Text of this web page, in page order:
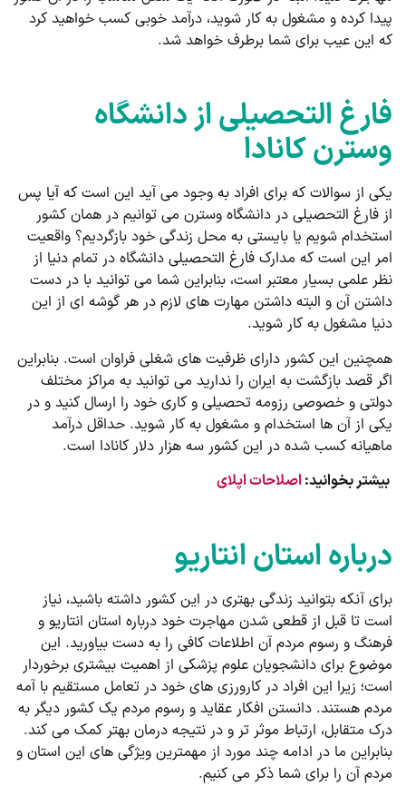
پیدا کرده و مشغول به کار شوید، درآمد خوبی کسب خواهید کرد
که این عیب برای شما برطرف خواهد شد.
فارغ التحصیلی از دانشگاه
وسترن کانادا
یکی از سوالات که برای افراد به وجود می آید این است که آیا پس
از فارغ التحصیلی در دانشگاه وسترن می توانیم در همان کشور
استخدام شویم یا بایستی به محل زندگی خود بازگردیم؟ واقعیت
امر این است که مدارک فارغ التحصیلی دانشگاه در تمام دنیا از
نظر علمی بسیار معتبر است، بنابراین شما می توانید با در دست
داشتن آن و البته داشتن مهارت های لازم در هر گوشه ای از این
دنیا مشغول به کار شوید.
همچنین این کشور دارای ظرفیت های شغلی فراوان است. بنابراین
اگر قصد بازگشت به ایران را ندارید می توانید به مراکز مختلف
دولتی و خصوصی رزومه تحصیلی و کاری خود را ارسال کنید و در
یکی از آن ها استخدام و مشغول به کار شوید. حداقل درآمد
ماهیانه کسب شده در این کشور سه هزار دلار کانادا است.
بیشتر بخوانید: اصلاحات اپلای
درباره استان انتاریو
برای آنکه بتوانید زندگی بهتری در این کشور داشته باشید، نیاز
است تا قبل از قطعی شدن مهاجرت خود درباره استان انتاریو و
فرهنگ و رسوم مردم آن اطلاعات کافی را به دست بیاورید. این
موضوع برای دانشجویان علوم پزشکی از اهمیت بیشتری برخوردار
است؛ زیرا این افراد در کارورزی های خود در تعامل مستقیم با آمه
مردم هستند. دانستن افکار عقاید و رسوم مردم یک کشور دیگر به
درک متقابل، ارتباط موثر تر و در نتیجه درمان بهتر کمک می کند.
بنابراین ما در ادامه چند مورد از مهمترین ویژگی های این استان و
مردم آن را برای شما ذکر می کنیم.